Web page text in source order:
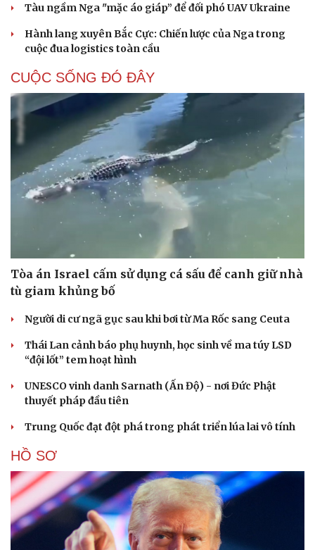
Tàu ngầm Nga "mặc áo giáp” để đối phó UAV Ukraine
Hành lang xuyên Bắc Cực: Chiến lược của Nga trong
cuộc đua logistics toàn cầu
CUỘC SỐNG ĐÓ ĐÂY
Tòa án Israel cấm sử dụng cá sấu để canh giữ nhà
tù giam khủng bố
Người di cư ngã gục sau khi bơi từ Ma Rốc sang Ceuta
Thái Lan cảnh báo phụ huynh, học sinh về ma túy LSD
“đội lốt” tem hoạt hình
UNESCO vinh danh Sarnath (Ấn Độ) - nơi Đức Phật
thuyết pháp đầu tiên
Trung Quốc đạt đột phá trong phát triển lúa lai vô tính
HỒ SƠ